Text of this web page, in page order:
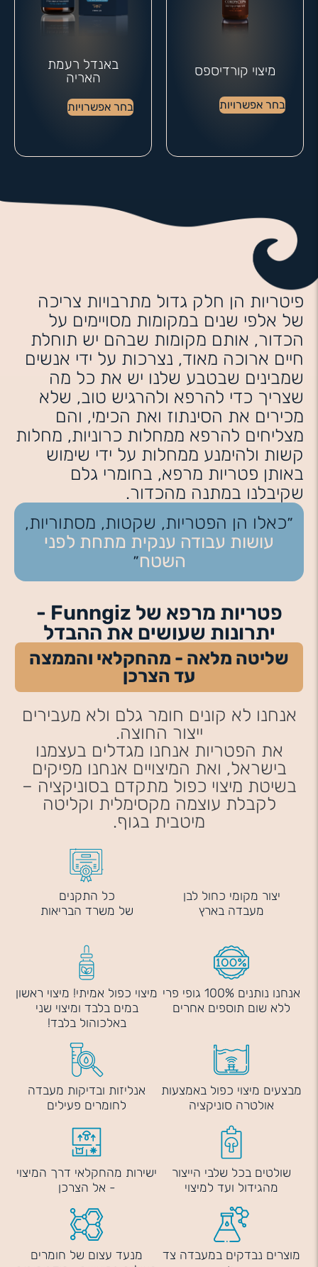
מיצוי קורדיספס
בחר אפשרויות
באנדל רעמת
האריה
בחר אפשרויות
פיטריות הן חלק גדול מתרבויות צריכה
של אלפי שנים במקומות מסויימים על
הכדור, אותם מקומות שבהם יש תוחלת
חיים ארוכה מאוד, נצרכות על ידי אנשים
שמבינים שבטבע שלנו יש את כל מה
שצריך כדי להרפא ולהרגיש טוב, שלא
מכירים את הסינתוז ואת הכימי, והם
מצליחים להרפא ממחלות כרוניות, מחלות
קשות ולהימנע ממחלות על ידי שימוש
באותן פטריות מרפא, בחומרי גלם
שקיבלנו במתנה מהכדור.
״כאלו הן הפטריות, שקטות, מסתוריות,
עושות עבודה ענקית מתחת לפני
השטח״
פטריות מרפא של Funngiz -
יתרונות שעושים את ההבדל
שליטה מלאה - מהחקלאי והממצה
עד הצרכן
אנחנו לא קונים חומר גלם ולא מעבירים
ייצור החוצה.
את הפטריות אנחנו מגדלים בעצמנו
בישראל, ואת המיצויים אנחנו מפיקים
בשיטת מיצוי כפול מתקדם בסוניקציה –
לקבלת עוצמה מקסימלית וקליטה
מיטבית בגוף.
יצור מקומי כחול לבן
מעבדה בארץ
כל התקנים
של משרד הבריאות
אנחנו נותנים 100% גופי פרי
ללא שום תוספים אחרים
מיצוי כפול אמיתי! מיצוי ראשון
במים בלבד ומיצוי שני
באלכוהול בלבד!
מבצעים מיצוי כפול באמצעות
אולטרה סוניקציה
אנליזות ובדיקות מעבדה
לחומרים פעילים
שולטים בכל שלבי הייצור
מהגידול ועד למיצוי
ישירות מהחקלאי דרך המיצוי
- אל הצרכן
מוצרים נבדקים במעבדה צד
מנעד עצום של חומרים